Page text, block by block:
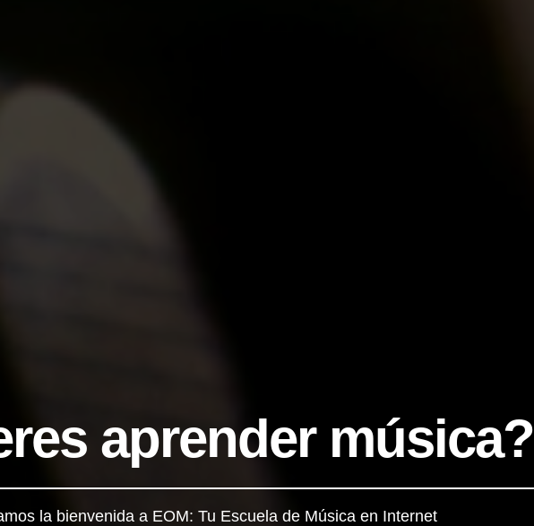
aprender música?
la bienvenida a EOM: Tu Escuela de Música en Internet